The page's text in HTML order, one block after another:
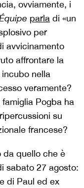
ovviamente, i
parla di «un
per
avvicinamento
affrontare la
nella
veramente?
Pogba ha
su
francese?
da quello che è
sabato 27 agosto:
di Paul ed ex